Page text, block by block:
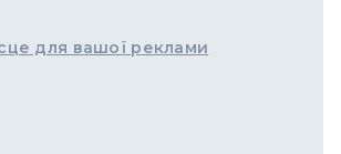
для вашої реклами